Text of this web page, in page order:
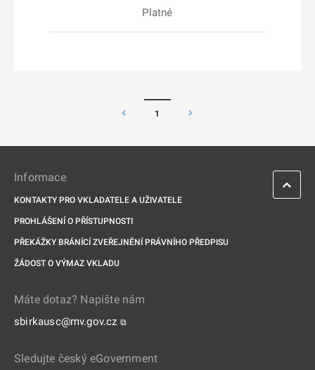
Platné
1
Informace
KONTAKTY PRO VKLADATELE A UŽIVATELE
PROHLÁŠENÍ O PŘÍSTUPNOSTI
PŘEKÁŽKY BRÁNÍCÍ ZVEŘEJNĚNÍ PRÁVNÍHO PŘEDPISU
ŽÁDOST O VÝMAZ VKLADU
Máte dotaz? Napište nám
sbirkausc@mv.gov.cz ⧉
Sledujte český eGovernment